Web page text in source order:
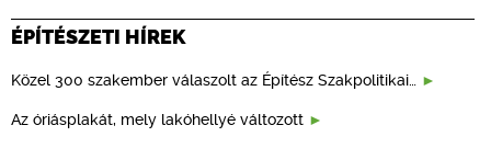
ÉPÍTÉSZETI HÍREK
Közel 300 szakember válaszolt az Építész Szakpolitikai…
Az óriásplakát, mely lakóhellyé változott